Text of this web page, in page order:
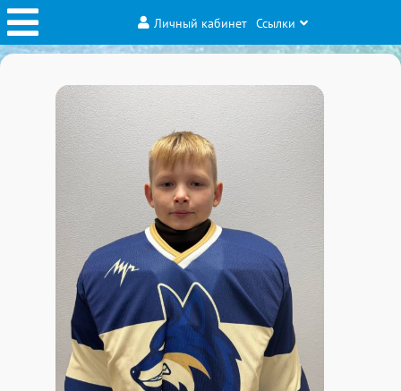
Личный кабинет Ссылки